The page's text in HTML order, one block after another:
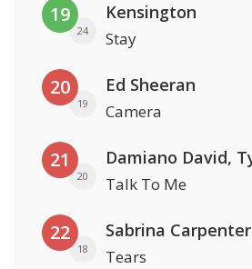
19
24
Kensington
Stay
20
19
Ed Sheeran
Camera
21
20 Talk To Me
22
18
Sabrina Carpenter
Tears